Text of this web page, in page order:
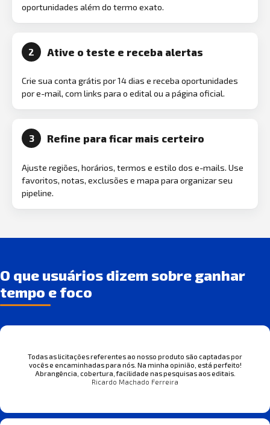
oportunidades além do termo exato.
2 Ative o teste e receba alertas
Crie sua conta grátis por 14 dias e receba oportunidades
por e-mail, com links para o edital ou a página oficial.
3 Refine para ficar mais certeiro
Ajuste regiões, horários, termos e estilo dos e-mails. Use
favoritos, notas, exclusões e mapa para organizar seu
pipeline.
O que usuários dizem sobre ganhar
tempo e foco
Todas as licitações referentes ao nosso produto são captadas por
vocês e encaminhadas para nós. Na minha opinião, está perfeito!
Abrangência, cobertura, facilidade nas pesquisas aos editais.
Ricardo Machado Ferreira